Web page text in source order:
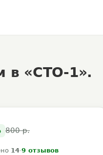
в «СТО-1».
800 р.
14·9 отзывов